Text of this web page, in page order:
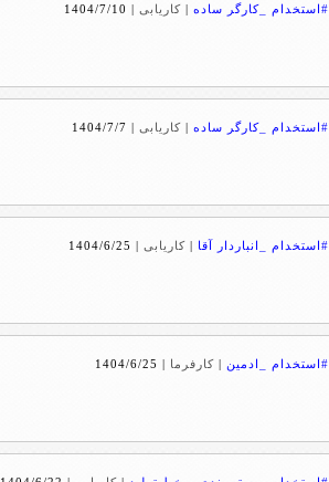
#استخدام _کارگر ساده | کاریابی|
1404/7/10
#استخدام _کارگر ساده | کاریابی|
1404/7/7
#استخدام _انباردار آقا | کاریابی|
1404/6/25
#استخدام _ادمین | کارفرما |
1404/6/25